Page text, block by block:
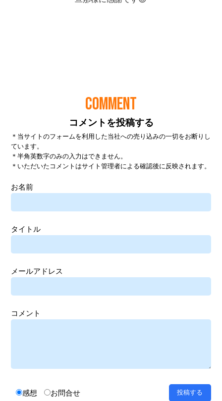
COMMENT
コメントを投稿する
＊当サイトのフォームを利用した当社への売り込みの一切をお断りし
ています。
＊半角英数字のみの入力はできません。
＊いただいたコメントはサイト管理者による確認後に反映されます。
お名前
タイトル
メールアドレス
コメント
感想 お問合せ